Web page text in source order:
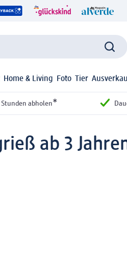
Home & Living Foto Tier
abholen*
ab 3